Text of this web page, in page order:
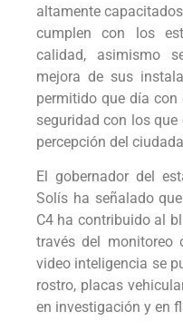
altamente
cumplen con los
calidad, asimismo
mejora de sus
permitido que día
seguridad con los
percepción del
El gobernador del
Solís ha señalado
C4 ha contribuido al
través del monitoreo
video inteligencia se
rostro, placas
en investigación y en